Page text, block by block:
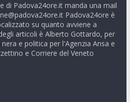
di Padova24ore.it manda una mail
Padova24ore è
su quanto avviene a
articoli è Alberto Gottardo, per
e politica per l'Agenzia Ansa e
e Corriere del Veneto